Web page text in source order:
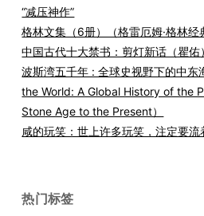
“减压神作”
格林文集（6册）（格雷厄姆·格林经
中国古代十大禁书：剪灯新话（瞿佑）
波斯湾五千年 : 全球史视野下的中
the World: A Global History of the
Stone Age to the Present）
咸的玩笑：世上许多玩笑，注定要流
热门标签